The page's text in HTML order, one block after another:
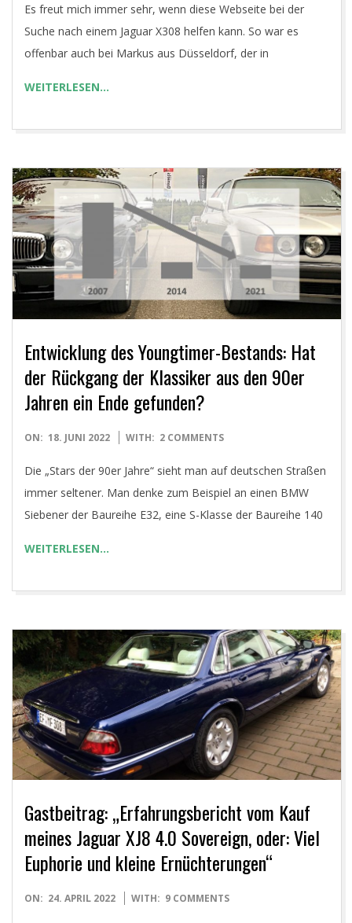
04
Es freut mich immer sehr, wenn diese Webseite bei der
Suche nach einem Jaguar X308 helfen kann. So war es
offenbar auch bei Markus aus Düsseldorf, der in
WEITERLESEN…
Entwicklung des Youngtimer-Bestands: Hat
der Rückgang der Klassiker aus den 90er
Jahren ein Ende gefunden?
2022-
18
ON: 18. JUNI 2022 WITH: 2 COMMENTS
Die „Stars der 90er Jahre“ sieht man auf deutschen Straßen
immer seltener. Man denke zum Beispiel an einen BMW
Siebener der Baureihe E32, eine S-Klasse der Baureihe 140
WEITERLESEN…
Gastbeitrag: „Erfahrungsbericht vom Kauf
meines Jaguar XJ8 4.0 Sovereign, oder: Viel
Euphorie und kleine Ernüchterungen“
2022-
ON: 24. APRIL 2022 WITH: 9 COMMENTS